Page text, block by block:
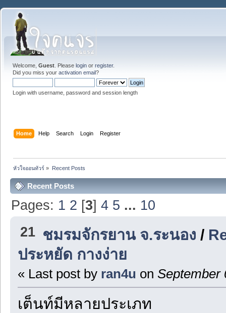
Welcome, Guest . Please login or register.
Did you miss your activation email?
Login with username, password and session length
Home Help Search Login Register
หัวใจออนทัวร์ » Recent Posts
Recent Posts
Pages: 1 2 [3]4 5 ... 10
21 ชมรมจักรยาน จ.ระนอง /
ประหยัด กางง่าย
« Last post by ran4u on September
เต็นท์มีหลายประเภท